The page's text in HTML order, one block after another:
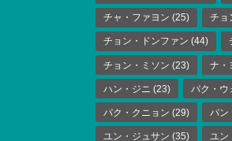
チャ・ファヨン (25) チョ
チョン・ドンファン (44)
チョン・ミソン (23) ナ・
ハン・ジニ (23) パク・ウ
パク・クニョン (29) パン
ユン・ジュサン (35) ユン